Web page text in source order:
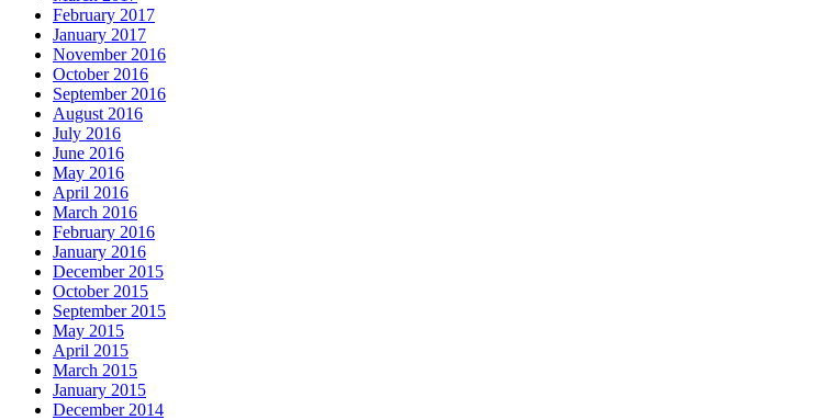
February 2017
January 2017
November 2016
October 2016
September 2016
August 2016
July 2016
June 2016
May 2016
April 2016
March 2016
February 2016
January 2016
December 2015
October 2015
September 2015
May 2015
April 2015
March 2015
January 2015
December 2014